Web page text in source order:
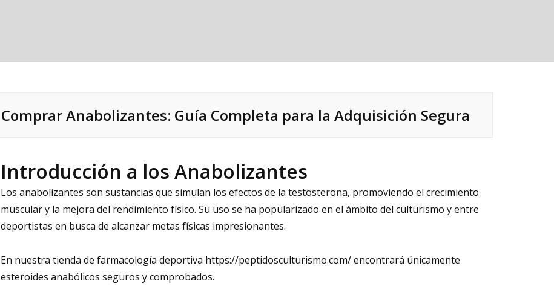
Comprar Anabolizantes: Guía Completa para la Adquisición Segura
Introducción a los Anabolizantes
Los anabolizantes son sustancias que simulan los efectos de la testosterona, promoviendo el crecimiento
muscular y la mejora del rendimiento físico. Su uso se ha popularizado en el ámbito del culturismo y entre
deportistas en busca de alcanzar metas físicas impresionantes.
En nuestra tienda de farmacología deportiva https://peptidosculturismo.com/encontrará únicamente
esteroides anabólicos seguros y comprobados.